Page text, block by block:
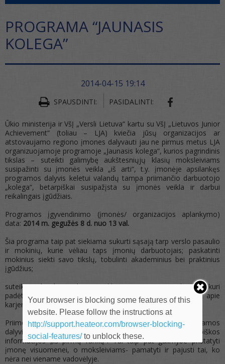
PROGRAMA “JAUNASIS
KOLEGA”
2014-04-15 19:14
SPAUSDINTI: PASIDALINTI:
Ūkio ministerija ir VšĮ „Versli Lietuva“ kartu su VšĮ „Lietuvos Junior
Achievement“ (toliau – LJA) kviečia jūsų organizacijos ar
atstovaujamo regiono įmones dalyvauti jau ne pirmus metus LJA
organizuojamoje programoje „Jaunasis kolega“, kurios pagrindinis
tikslas – suteikti galimybę aukštesniųjų klasių moksleiviams
susipažinti su įmonės veikla „iš arti“, t.y. įmonėje apsilankęs
programos dalyvis keletui valandų tampa priimančio darbuotojo
„kolega“, betarpiškai susipažįsta su įmonės veikla ir darbui
reikalingais įgūdžiais.
Programos įgyvendinimo (įmonės/ organizacijos aplankymo)
data: 2014 m. gegužės 8 d. nuo 13 val.
Šia programa taip pat siekiama sukurti sąsają tarp verslo pasaulio
ir mokinių, kurie vėliau taps įmonių darbuotojais; paskatinti
mokinius siekti savo tikslų, tobulinti akademinius bei praktinius
įgūdžius;
suteikti galimybę praktinei veiklai (nors ir vienos dienos), kuri
padėtų mokiniui apsispręsti renkantis profesiją ir galvojant apie
karjerą.
Priimdami kelioms valandoms „Jaunojo kolegos“ programos
dalyvius savo įmonėje, suteiksite jaunuoliams betarpiškos
informacijos „iš pirmų rankų“. Tai taip pat galimybė pristatyti
įmonę visuomenei, o moksleiviams- pamatyti ir pajusti tai, ko
nėra nei viename vadovėlyje.
Your browser is blocking some features of this
website. Please follow the instructions at
http://support.heateor.com/browser-blocking-
social-features/to unblock these.